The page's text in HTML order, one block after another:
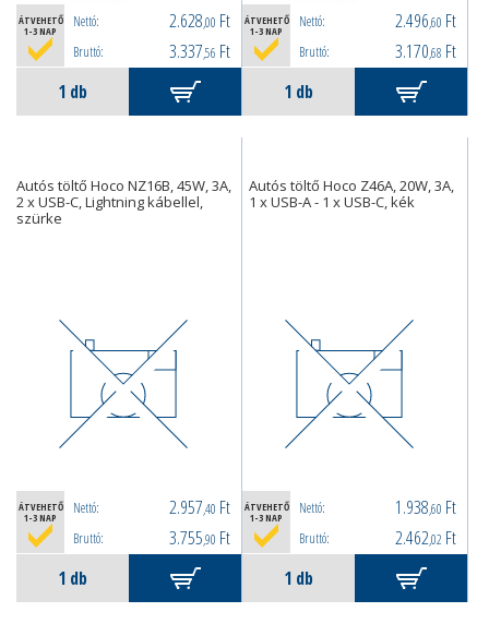
ÁTVEHETŐ
1-3 NAP
Nettó: 2.628,00 Ft
Bruttó: 3.337,56 Ft
ÁTVEHETŐ
1-3 NAP
Nettó: 2.496,60 Ft
Bruttó: 3.170,68 Ft
Autós töltő Hoco NZ16B, 45W, 3A,
2 x USB-C, Lightning kábellel,
szürke
ÁTVEHETŐ
1-3 NAP
Nettó: 2.957,40 Ft
Bruttó: 3.755,90 Ft
Autós töltő Hoco Z46A, 20W, 3A,
1 x USB-A - 1 x USB-C, kék
ÁTVEHETŐ
1-3 NAP
Nettó: 1.938,60 Ft
Bruttó: 2.462,02 Ft